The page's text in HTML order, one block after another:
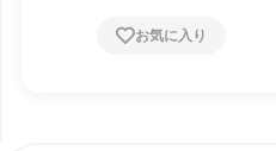
お気に入り